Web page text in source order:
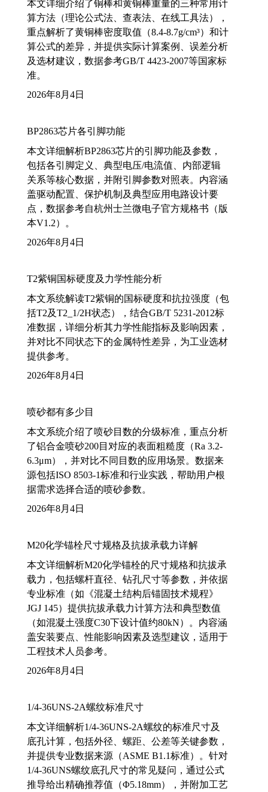
本文详细介绍了铜棒和黄铜棒重量的三种常用计
算方法（理论公式法、查表法、在线工具法），
重点解析了黄铜棒密度取值（8.4-8.7g/cm³）和计
算公式的差异，并提供实际计算案例、误差分析
及选材建议，数据参考GB/T 4423-2007等国家标
准。
2026年8月4日
BP2863芯片各引脚功能
本文详细解析BP2863芯片的引脚功能及参数，
包括各引脚定义、典型电压/电流值、内部逻辑
关系等核心数据，并附引脚参数对照表。内容涵
盖驱动配置、保护机制及典型应用电路设计要
点，数据参考自杭州士兰微电子官方规格书（版
本V1.2）。
2026年8月4日
T2紫铜国标硬度及力学性能分析
本文系统解读T2紫铜的国标硬度和抗拉强度（包
括T2及T2_1/2H状态），结合GB/T 5231-2012标
准数据，详细分析其力学性能指标及影响因素，
并对比不同状态下的金属特性差异，为工业选材
提供参考。
2026年8月4日
喷砂都有多少目
本文系统介绍了喷砂目数的分级标准，重点分析
了铝合金喷砂200目对应的表面粗糙度（Ra 3.2-
6.3μm），并对比不同目数的应用场景。数据来
源包括ISO 8503-1标准和行业实践，帮助用户根
据需求选择合适的喷砂参数。
2026年8月4日
M20化学锚栓尺寸规格及抗拔承载力详解
本文详细解析M20化学锚栓的尺寸规格和抗拔承
载力，包括螺杆直径、钻孔尺寸等参数，并依据
专业标准（如《混凝土结构后锚固技术规程》
JGJ 145）提供抗拔承载力计算方法和典型数值
（如混凝土强度C30下设计值约80kN）。内容涵
盖安装要点、性能影响因素及选型建议，适用于
工程技术人员参考。
2026年8月4日
1/4-36UNS-2A螺纹标准尺寸
本文详细解析1/4-36UNS-2A螺纹的标准尺寸及
底孔计算，包括外径、螺距、公差等关键参数，
并提供专业数据来源（ASME B1.1标准）。针对
1/4-36UNS螺纹底孔尺寸的常见疑问，通过公式
推导给出精确推荐值（Φ5.18mm），并附加工艺